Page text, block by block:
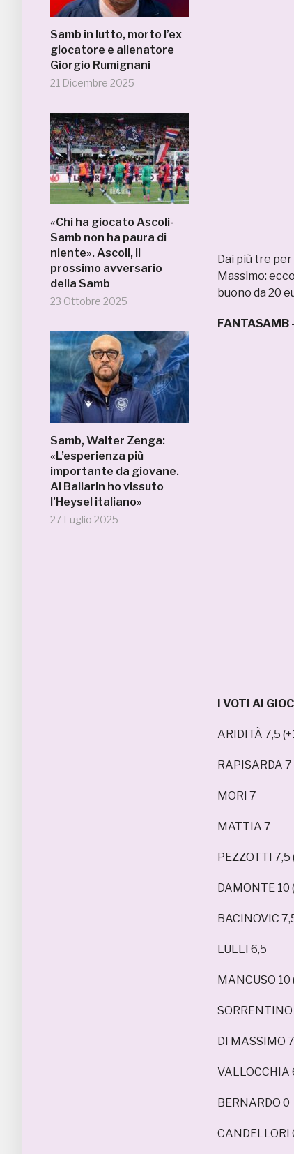
Samb in lutto, morto l’ex
giocatore e allenatore
Giorgio Rumignani
21 Dicembre 2025
«Chi ha giocato Ascoli-
Samb non ha paura di
niente». Ascoli, il
prossimo avversario
della Samb
23 Ottobre 2025
Samb, Walter Zenga:
«L’esperienza più
importante da giovane.
Al Ballarin ho vissuto
l’Heysel italiano»
27 Luglio 2025
Dai più tre
Massimo:
buono da 20
FANTASAMB
I VOTI AI
ARIDITÀ 7,5
RAPISARDA 7
MORI 7
MATTIA 7
PEZZOTTI 7,5
DAMONTE
BACINOVIC
LULLI 6,5
MANCUSO
DI MASSIMO
VALLOCCHIA
BERNARDO 0
CANDELLORI